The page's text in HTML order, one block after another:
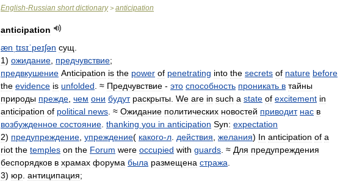
English-Russian short dictionary> anticipation
anticipation
ænˌtɪsɪˈpeɪʃən сущ
1) ожидание предчувствие;
предвкушение Anticipation is the power of penetrating into the secrets of nature before
the evidence is unfolded . ≈ Предчувствие - это способность проникать в тайны
природы прежде чем они будут раскрыты We are in such a state of excitement in
anticipation of political news . ≈ Ожидание политических новостей приводит нас в
возбужденное состояние thanking you in anticipation Syn: expectation
2) предупреждение упреждение( какого-л действия желания) In anticipation of a
riot the temples on the Forum were occupied with guards . ≈ Для предупреждения
беспорядков в храмах форума была размещена стража
3) юр антиципация;